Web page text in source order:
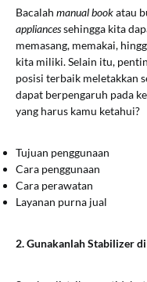
Bacalah manual bookatau
appliancessehingga kita
memasang, memakai,
kita miliki. Selain itu,
posisi terbaik meletakkan
dapat berpengaruh pada
yang harus kamu ketahui?
Tujuan penggunaan
Cara penggunaan
Cara perawatan
Layanan purna jual
2. Gunakanlah Stabilizer